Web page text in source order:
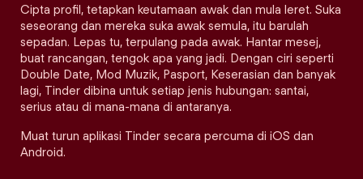
Cipta profil, tetapkan keutamaan awak dan mula leret. Suka
seseorang dan mereka suka awak semula, itu barulah
sepadan. Lepas tu, terpulang pada awak. Hantar mesej,
buat rancangan, tengok apa yang jadi. Dengan ciri seperti
Double Date, Mod Muzik, Pasport, Keserasian dan banyak
lagi, Tinder dibina untuk setiap jenis hubungan: santai,
serius atau di mana-mana di antaranya.
Muat turun aplikasi Tinder secara percuma di iOS dan
Android.